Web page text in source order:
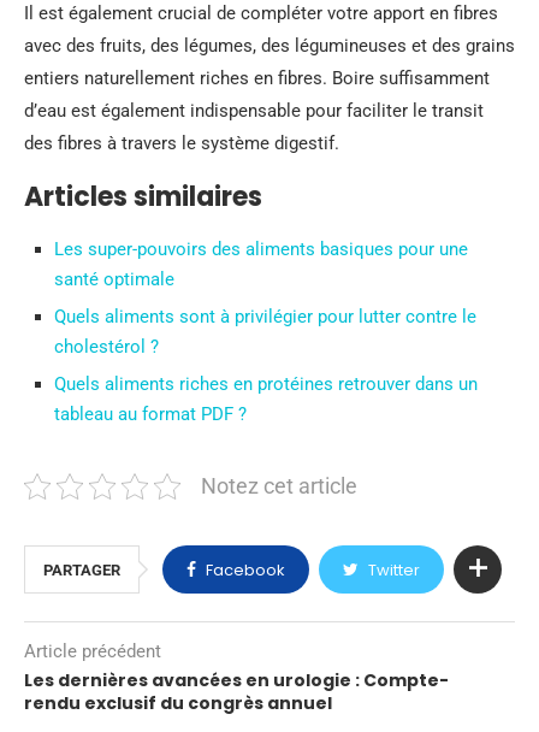
Il est également crucial de compléter votre apport en fibres
avec des fruits, des légumes, des légumineuses et des grains
entiers naturellement riches en fibres. Boire suffisamment
d’eau est également indispensable pour faciliter le transit
des fibres à travers le système digestif.
Articles similaires
Les super-pouvoirs des aliments basiques pour une
santé optimale
Quels aliments sont à privilégier pour lutter contre le
cholestérol ?
Quels aliments riches en protéines retrouver dans un
tableau au format PDF ?
Notez cet article
PARTAGER Facebook Twitter
Article précédent
Les dernières avancées en urologie : Compte-
rendu exclusif du congrès annuel